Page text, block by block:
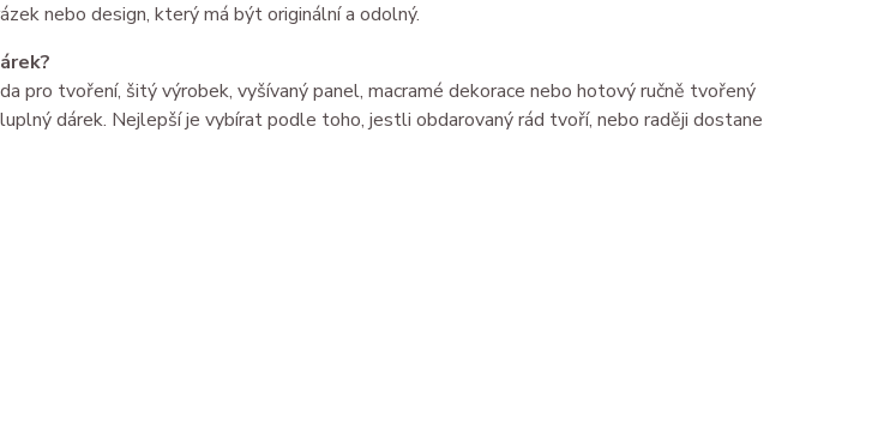
nebo design, který má být originální a odolný.
pro tvoření, šitý výrobek, vyšívaný panel, macramé dekorace nebo hotový ručně tvořený
dárek. Nejlepší je vybírat podle toho, jestli obdarovaný rád tvoří, nebo raději dostane